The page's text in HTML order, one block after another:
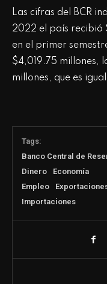
Las cifras del BCR
2022 el país recibió
en el primer
$4,019.75 millones,
millones, que es
Tags:
Banco Central de
Dinero
Economía
Empleo
Importaciones